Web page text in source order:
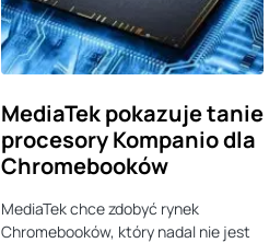
MediaTek pokazuje tanie
procesory Kompanio dla
Chromebooków
MediaTek chce zdobyć rynek
Chromebooków, który nadal nie jest